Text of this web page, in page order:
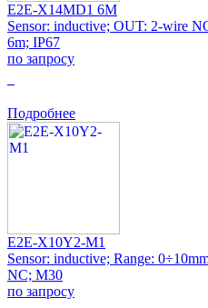
E2E-X14MD1 6M
Sensor: inductive; OUT: 2-wire
6m; IP67
по запросу
Подробнее
E2E-X10Y2-M1
Sensor: inductive; Range:
NC; M30
по запросу